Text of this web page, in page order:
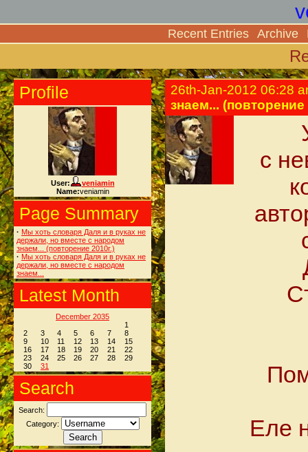
Recent Entries Archive
Profile
User:
veniamin
Name:veniamin
Page Summary
· Мы хоть словаря Даля и в руках не
держали, но вместе с народом
знаем... (повторение 2010г.)
· Мы хоть словаря Даля и в руках не
держали, но вместе с народом
знаем...
Latest Month
December 2035
1
2
3 4 5 6 7
8
9
10 11 12 13 14
15
16
17 18 19 20 21
22
23
24 25 26 27 28
29
30
31
Search
Search:
Category:
26th-Jan-2012 06:28
знаем... (повторение
с
Еле